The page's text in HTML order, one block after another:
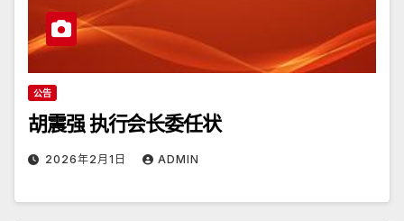
公告
胡震强 执行会长委任状
2026年2月1日 ADMIN